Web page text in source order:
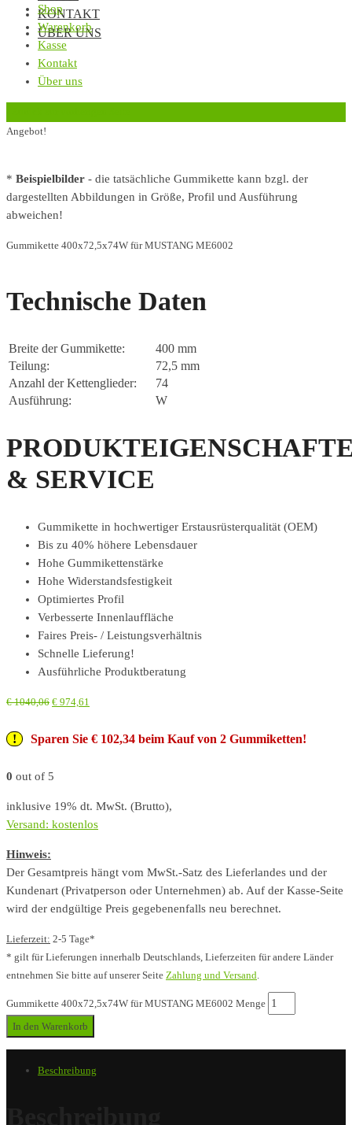
KONTAKT
ÜBER UNS
Shop
Warenkorb
Kasse
Kontakt
Über uns
Angebot!
* Beispielbilder - die tatsächliche Gummikette kann bzgl. der
dargestellten Abbildungen in Größe, Profil und Ausführung
abweichen!
Gummikette 400x72,5x74W für MUSTANG ME6002
Technische Daten
Breite der Gummikette:
400 mm
Teilung:
72,5 mm
Anzahl der Kettenglieder:
74
Ausführung:
W
& SERVICE
Gummikette in hochwertiger Erstausrüsterqualität (OEM)
Bis zu 40% höhere Lebensdauer
Hohe Gummikettenstärke
Hohe Widerstandsfestigkeit
Optimiertes Profil
Verbesserte Innenlauffläche
Faires Preis- / Leistungsverhältnis
Schnelle Lieferung!
Ausführliche Produktberatung
€1040,06 € 974,61
Sparen Sie € 102,34 beim Kauf von 2 Gummiketten!
0 out of 5
inklusive 19% dt. MwSt. (Brutto),
Versand: kostenlos
Hinweis:
Der Gesamtpreis hängt vom MwSt.-Satz des Lieferlandes und der
Kundenart (Privatperson oder Unternehmen) ab. Auf der Kasse-Seite
wird der endgültige Preis gegebenenfalls neu berechnet.
Lieferzeit: 2-5 Tage*
* gilt für Lieferungen innerhalb Deutschlands, Lieferzeiten für andere Länder
entnehmen Sie bitte auf unserer Seite Zahlung und Versand
Gummikette 400x72,5x74W für MUSTANG ME6002 Menge
In den Warenkorb
Beschreibung